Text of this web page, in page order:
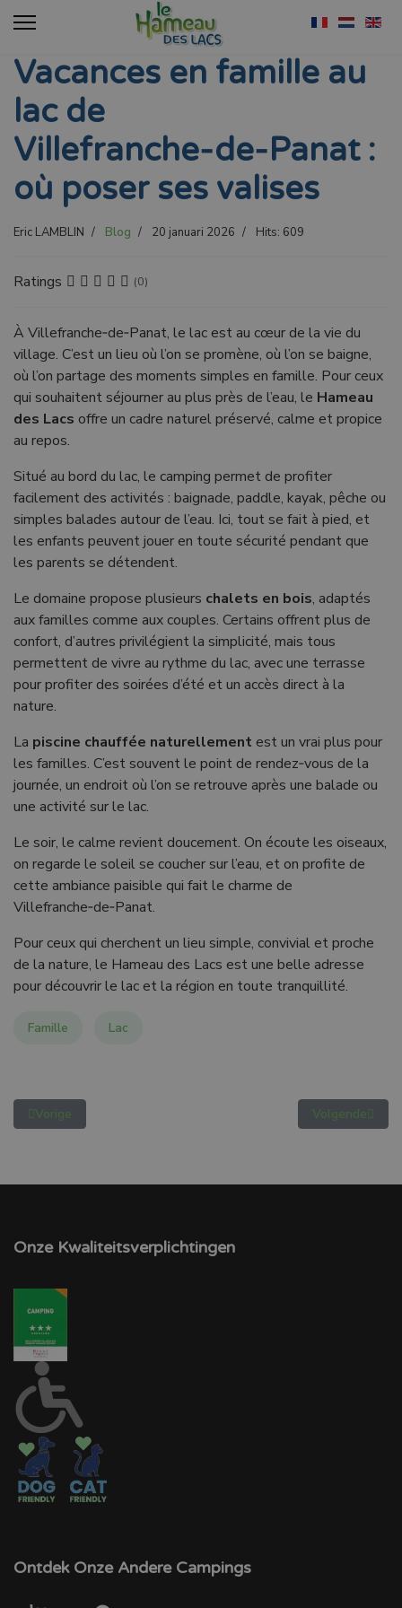
Vacances en famille au
lac de
Villefranche‑de‑Panat :
où poser ses valises
Eric LAMBLIN Blog 20 januari 2026 Hits: 609
Ratings (0)
À Villefranche‑de‑Panat, le lac est au cœur de la vie du
village. C’est un lieu où l’on se promène, où l’on se baigne,
où l’on partage des moments simples en famille. Pour ceux
qui souhaitent séjourner au plus près de l’eau, le Hameau
des Lacs offre un cadre naturel préservé, calme et propice
au repos.
Situé au bord du lac, le camping permet de profiter
facilement des activités : baignade, paddle, kayak, pêche ou
simples balades autour de l’eau. Ici, tout se fait à pied, et
les enfants peuvent jouer en toute sécurité pendant que
les parents se détendent.
Le domaine propose plusieurs chalets en bois, adaptés
aux familles comme aux couples. Certains offrent plus de
confort, d’autres privilégient la simplicité, mais tous
permettent de vivre au rythme du lac, avec une terrasse
pour profiter des soirées d’été et un accès direct à la
nature.
La piscine chauffée naturellement est un vrai plus pour
les familles. C’est souvent le point de rendez‑vous de la
journée, un endroit où l’on se retrouve après une balade ou
une activité sur le lac.
Le soir, le calme revient doucement. On écoute les oiseaux,
on regarde le soleil se coucher sur l’eau, et on profite de
cette ambiance paisible qui fait le charme de
Villefranche‑de‑Panat.
Pour ceux qui cherchent un lieu simple, convivial et proche
de la nature, le Hameau des Lacs est une belle adresse
pour découvrir le lac et la région en toute tranquillité.
Famille Lac
Vorig artikel: Où trouver un camping familial avec piscine près
Vorige Volgende
Volgende
Onze Kwaliteitsverplichtingen
Ontdek Onze Andere Campings